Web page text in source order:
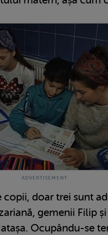
copii, doar trei sunt
gemenii Filip și
Ocupându-se